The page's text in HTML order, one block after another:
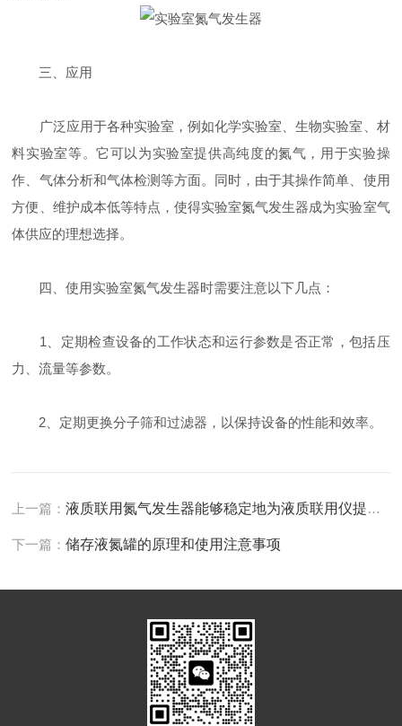
三、应用
广泛应用于各种实验室，例如化学实验室、生物实验室、材
料实验室等。它可以为实验室提供高纯度的氮气，用于实验操
作、气体分析和气体检测等方面。同时，由于其操作简单、使用
方便、维护成本低等特点，使得实验室氮气发生器成为实验室气
体供应的理想选择。
四、使用实验室氮气发生器时需要注意以下几点：
1、定期检查设备的工作状态和运行参数是否正常，包括压
力、流量等参数。
2、定期更换分子筛和过滤器，以保持设备的性能和效率。
上一篇：液质联用氮气发生器能够稳定地为液质联用仪提供氮气
下一篇：储存液氮罐的原理和使用注意事项